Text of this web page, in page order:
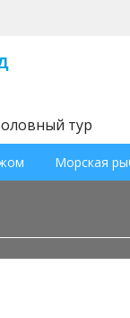
тур
Морская